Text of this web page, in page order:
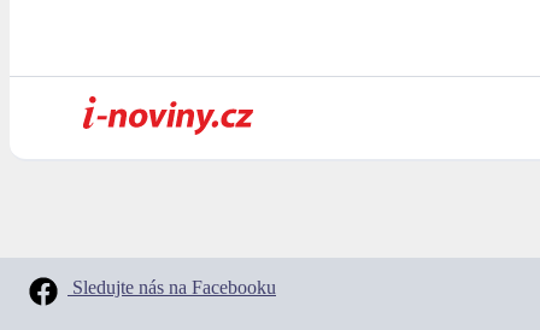
Sledujte nás na Facebooku